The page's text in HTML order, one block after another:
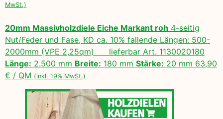
MwSt.)
20mm Massivholzdiele Eiche Markant roh 4-seitig
Nut/Feder und Fase, KD ca. 10% fallende Längen: 500-
2000mm (VPE 2,25qm) lieferbar Art. 1130020180
Länge: 2.500 mm Breite: 180 mm Stärke: 20 mm 63,90
€ / QM (inkl. 19% MwSt.)